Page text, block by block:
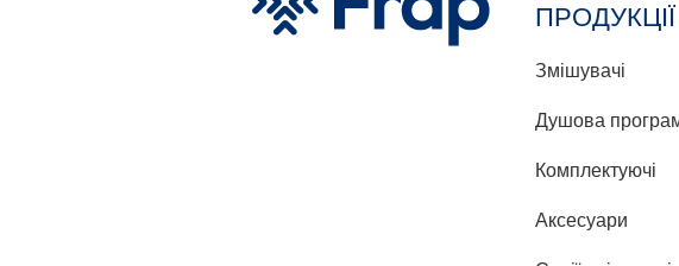
ПРОДУКЦІЇ
Змішувачі
Душова
Комплектуючі
Аксесуари